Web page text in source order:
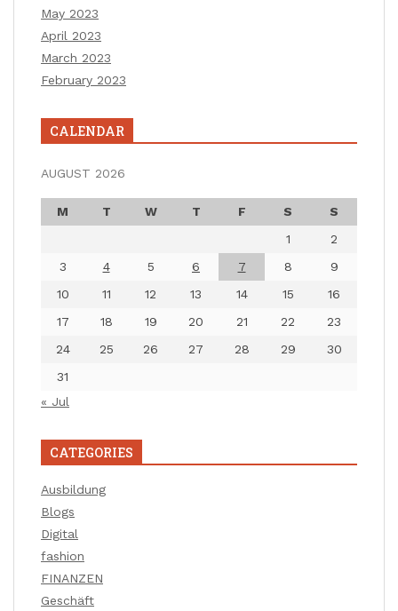
May 2023
April 2023
March 2023
February 2023
CALENDAR
AUGUST 2026
M T W T F S
S
1
2
3
4 5 6 7 8
9
10
11 12 13 14 15
16
17
18 19 20 21 22
23
24
25 26 27 28 29
30
31
« Jul
CATEGORIES
Ausbildung
Blogs
Digital
fashion
FINANZEN
Geschäft